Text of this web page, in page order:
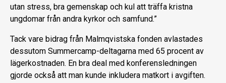
utan stress, bra gemenskap och kul att träffa kristna
ungdomar från andra kyrkor och samfund.”
Tack vare bidrag från Malmqvistska fonden avlastades
dessutom Summercamp-deltagarna med 65 procent av
lägerkostnaden. En bra deal med konferensledningen
gjorde också att man kunde inkludera matkort i avgiften.